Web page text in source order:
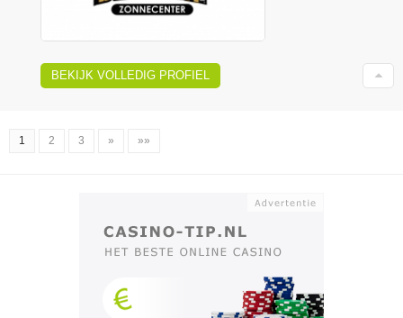
BEKIJK VOLLEDIG PROFIEL
1 2 3 » »»